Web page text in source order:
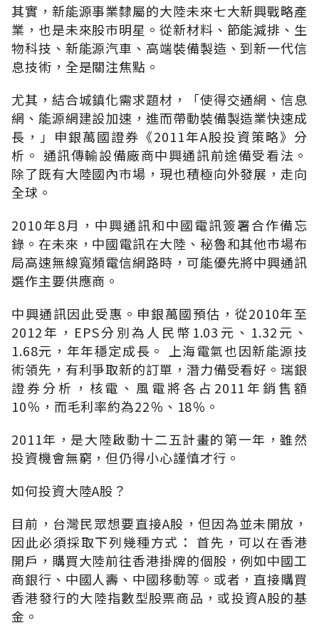
其實，新能源事業隸屬的大陸未來七大新興戰略產
業，也是未來股巿明星。從新材料、節能減排、生
物科技、新能源汽車、高端裝備製造、到新一代信
息技術，全是關注焦點。
尤其，結合城鎮化需求題材，「使得交通網、信息
網、能源網建設加速，進而帶動裝備製造業快速成
長，」申銀萬國證券《2011年A股投資策略》分
析。 通訊傳輸設備廠商中興通訊前途備受看法。
除了既有大陸國內巿場，現也積極向外發展，走向
全球。
2010年8月，中興通訊和中國電訊簽署合作備忘
錄。在未來，中國電訊在大陸、秘魯和其他市場布
局高速無線寬頻電信網路時，可能優先將中興通訊
選作主要供應商。
中興通訊因此受惠。申銀萬國預估，從2010年至
2012年，EPS分別為人民幣1.03元、1.32元、
1.68元，年年穩定成長。 上海電氣也因新能源技
術領先，有利爭取新的訂單，潛力備受看好。瑞銀
證券分析，核電、風電將各占2011年銷售額
10％，而毛利率約為22％、18％。
2011年，是大陸啟動十二五計畫的第一年，雖然
投資機會無窮，但仍得小心謹慎才行。
如何投資大陸A股？
目前，台灣民眾想要直接A股，但因為並未開放，
因此必須採取下列幾種方式： 首先，可以在香港
開戶，購買大陸前往香港掛牌的個股，例如中國工
商銀行、中國人壽、中國移動等。或者，直接購買
香港發行的大陸指數型股票商品，或投資A股的基
金。